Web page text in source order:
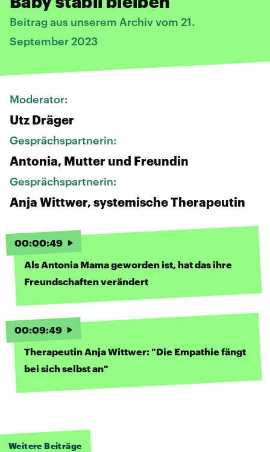
Beitrag aus unserem Archiv vom 21.
September 2023
Moderator:
Utz Dräger
Gesprächspartnerin:
Antonia, Mutter und Freundin
Gesprächspartnerin:
Anja Wittwer, systemische Therapeutin
00:00:49
Als Antonia Mama geworden ist, hat das ihre
Freundschaften verändert
00:09:49
Therapeutin Anja Wittwer: "Die Empathie fängt
bei sich selbst an"
Weitere Beiträge